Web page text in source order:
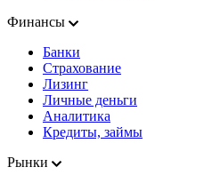
Финансы
Банки
Страхование
Лизинг
Личные деньги
Аналитика
Кредиты, займы
Рынки